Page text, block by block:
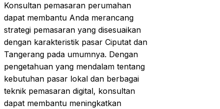
Konsultan pemasaran perumahan
dapat membantu Anda merancang
strategi pemasaran yang disesuaikan
dengan karakteristik pasar Ciputat dan
Tangerang pada umumnya. Dengan
pengetahuan yang mendalam tentang
kebutuhan pasar lokal dan berbagai
teknik pemasaran digital, konsultan
dapat membantu meningkatkan